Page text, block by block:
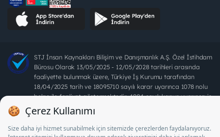
STJ İnsan Kaynakları Bilişim ve Danışmanlık A.Ş. Özel İstihdam
Bürosu Olarak 13/05/2025 - 12/05/2028 tarihleri arasında
faaliyette bulunmak üzere, Türkiye İş Kurumu tarafından
18/04/2025 tarih ve 18095710 sayılı karar uyarınca 1078 nolu
belge ile faaliyet göstermektedir. 4904 sayılı kanun uyarınca iş
arayanlardan ücret alınması yasaktır.